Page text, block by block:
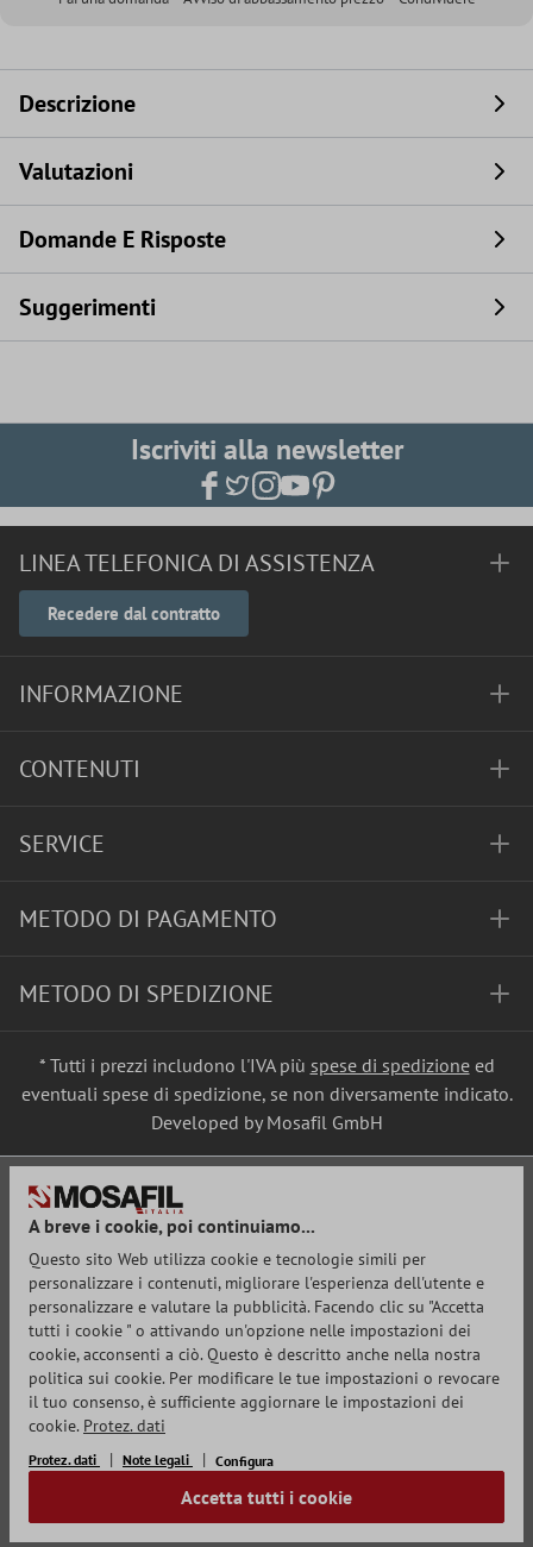
Descrizione
Valutazioni
Domande E Risposte
Suggerimenti
Iscriviti alla newsletter
LINEA TELEFONICA DI ASSISTENZA
Recedere dal contratto
INFORMAZIONE
CONTENUTI
SERVICE
METODO DI PAGAMENTO
METODO DI SPEDIZIONE
* Tutti i prezzi includono l'IVA più spese di spedizioneed
eventuali spese di spedizione, se non diversamente indicato.
Developed by Mosafil GmbH
A breve i cookie, poi continuiamo...
Questo sito Web utilizza cookie e tecnologie simili per
personalizzare i contenuti, migliorare l'esperienza dell'utente e
personalizzare e valutare la pubblicità. Facendo clic su "Accetta
tutti i cookie " o attivando un'opzione nelle impostazioni dei
cookie, acconsenti a ciò. Questo è descritto anche nella nostra
politica sui cookie. Per modificare le tue impostazioni o revocare
il tuo consenso, è sufficiente aggiornare le impostazioni dei
cookie. Protez. dati
Protez. dati Note legali Configura
Accetta tutti i cookie